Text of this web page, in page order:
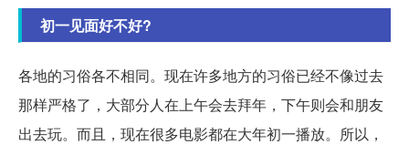
初一见面好不好?
各地的习俗各不相同。现在许多地方的习俗已经不像过去
那样严格了，大部分人在上午会去拜年，下午则会和朋友
出去玩。而且，现在很多电影都在大年初一播放。所以，